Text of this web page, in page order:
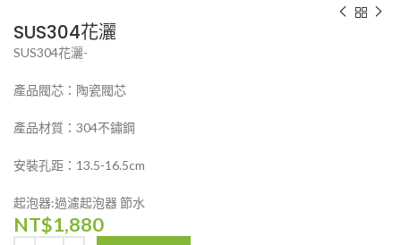
SUS304花灑
SUS304花灑-
產品閥芯：陶瓷閥芯
產品材質：304不鏽鋼
安裝孔距：13.5-16.5cm
起泡器:過濾起泡器 節水
NT$1,880